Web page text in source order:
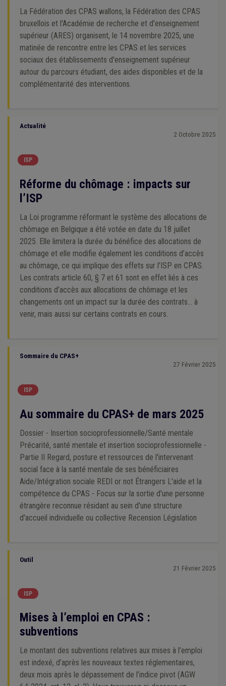
La Fédération des CPAS wallons, la Fédération des CPAS
bruxellois et l'Académie de recherche et d'enseignement
supérieur (ARES) organisent, le 14 novembre 2025, une
matinée de rencontre entre les CPAS et les services
sociaux des établissements d'enseignement supérieur
autour du parcours étudiant, des aides disponibles et de la
complémentarité des interventions.
Actualité
2 Octobre 2025
ISP
Réforme du chômage : impacts sur
l’ISP
La Loi programme réformant le système des allocations de
chômage en Belgique a été votée en date du 18 juillet
2025. Elle limitera la durée du bénéfice des allocations de
chômage et elle modifie également les conditions d’accès
au chômage, ce qui implique des effets sur l’ISP en CPAS.
Les contrats article 60, § 7 et 61 sont en effet liés à ces
conditions d’accès aux allocations de chômage et les
changements ont un impact sur la durée des contrats… à
venir, mais aussi sur certains contrats en cours.
Sommaire du CPAS+
27 Février 2025
ISP
Au sommaire du CPAS+ de mars 2025
Dossier - Insertion socioprofessionnelle/Santé mentale
Précarité, santé mentale et insertion socioprofessionnelle -
Partie II Regard, posture et ressources de l'intervenant
social face à la santé mentale de ses bénéficiaires
Aide/Intégration sociale REDI or not Étrangers L'aide et la
compétence du CPAS - Focus sur la sortie d'une personne
étrangère reconnue résidant au sein d'une structure
d'accueil individuelle ou collective Recension Législation
Outil
21 Février 2025
ISP
Mises à l’emploi en CPAS :
subventions
Le montant des subventions relatives aux mises à l’emploi
est indexé, d’après les nouveaux textes réglementaires,
deux mois après le dépassement de l’indice pivot (AGW